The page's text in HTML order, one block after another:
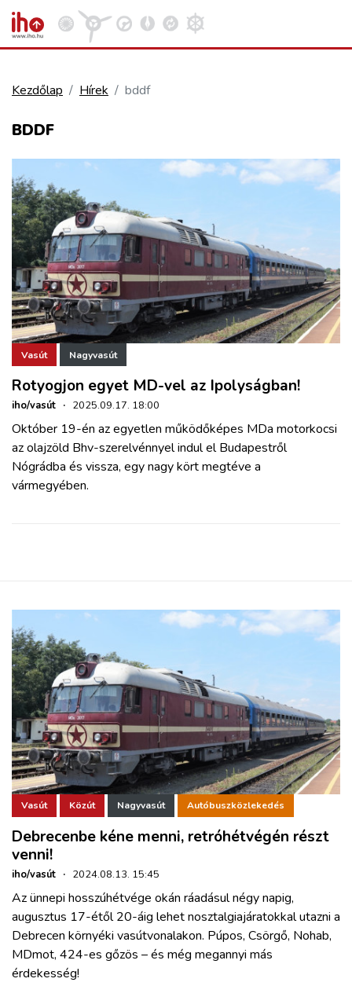
REPÜLÉS
KÖZLEKEDÉSFEJLESZTÉS
ELLÁTÁSI LÁNC
ZÖLDÚT
HAJÓZÁS
BLOG
ARCHÍVUM
REGISZTRÁCIÓ
Kezdőlap Hírek bddf
BDDF
Vasút Nagyvasút
Rotyogjon egyet MD-vel az Ipolyságban!
iho/vasút · 2025.09.17. 18:00
Október 19-én az egyetlen működőképes MDa motorkocsi
az olajzöld Bhv-szerelvénnyel indul el Budapestről
Nógrádba és vissza, egy nagy kört megtéve a
vármegyében.
Vasút Közút Nagyvasút Autóbuszközlekedés
Debrecenbe kéne menni, retróhétvégén részt
venni!
iho/vasút · 2024.08.13. 15:45
Az ünnepi hosszúhétvége okán ráadásul négy napig,
augusztus 17-étől 20-áig lehet nosztalgiajáratokkal utazni a
Debrecen környéki vasútvonalakon. Púpos, Csörgő, Nohab,
MDmot, 424-es gőzös – és még megannyi más
érdekesség!